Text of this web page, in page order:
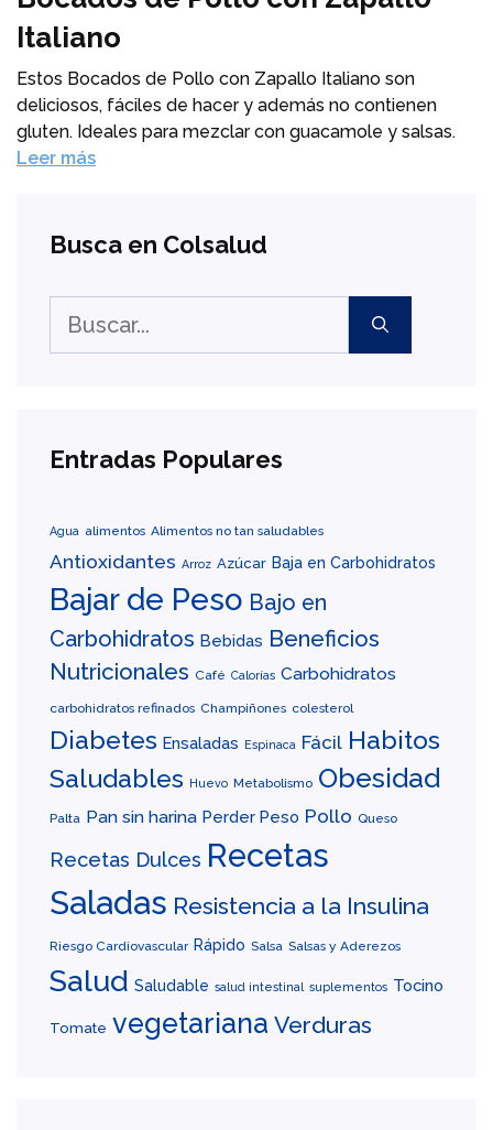
Italiano
Estos Bocados de Pollo con Zapallo Italiano son
deliciosos, fáciles de hacer y además no contienen
gluten. Ideales para mezclar con guacamole y salsas.
Leer más
Busca en Colsalud
Buscar:
Entradas Populares
Agua alimentos Alimentos no tan saludables
Antioxidantes Arroz Azúcar Baja en Carbohidratos
Bajar de Peso Bajo en
Carbohidratos Bebidas Beneficios
Nutricionales Café Calorías Carbohidratos
carbohidratos refinados Champiñones colesterol
Diabetes Ensaladas Espinaca Fácil Habitos
Saludables Huevo Metabolismo Obesidad
Palta Pan sin harina Perder Peso Pollo Queso
Recetas Dulces Recetas
Saladas Resistencia a la Insulina
Riesgo Cardiovascular Rápido Salsa Salsas y Aderezos
Salud Saludable salud intestinal suplementos Tocino
Tomate vegetariana Verduras